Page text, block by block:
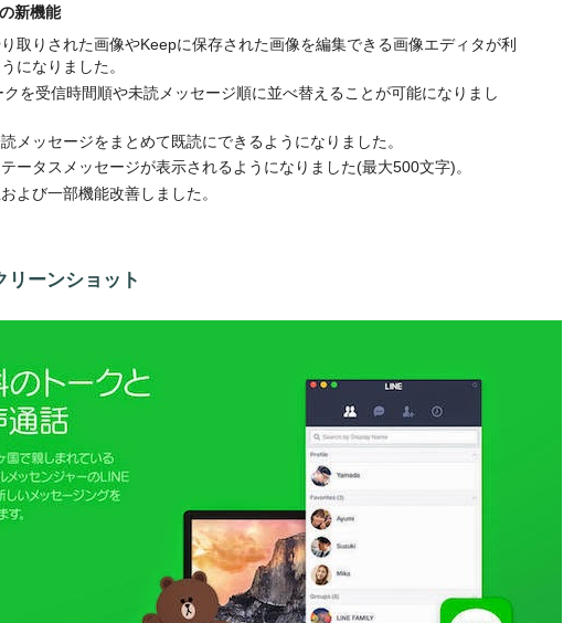
新機能
り取りされた画像やKeepに保存された画像を編集できる画像エディタが利
になりました。
クを受信時間順や未読メッセージ順に並べ替えることが可能になりまし
メッセージをまとめて既読にできるようになりました。
ータスメッセージが表示されるようになりました(最大500文字)。
よび一部機能改善しました。
リーンショット